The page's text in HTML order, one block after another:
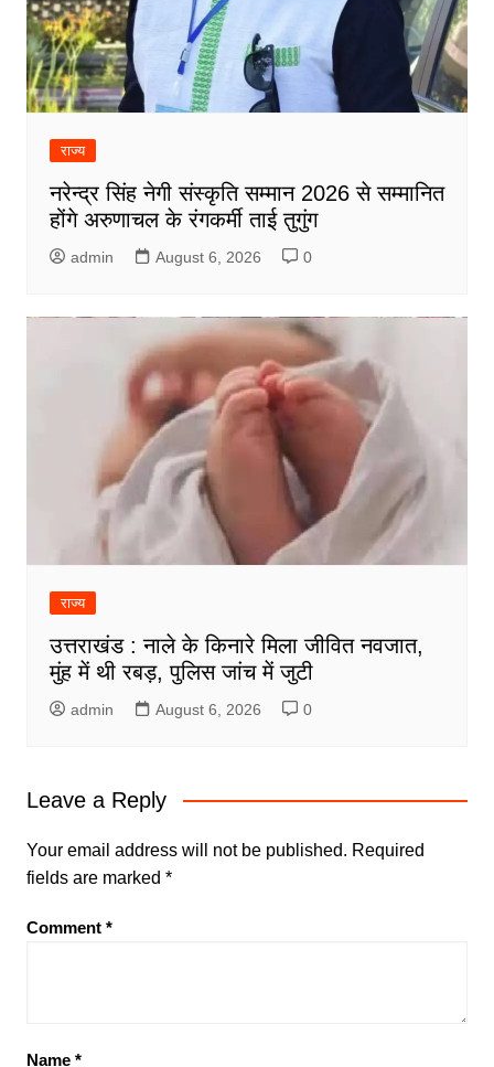
राज्य
नरेन्द्र सिंह नेगी संस्कृति सम्मान 2026 से सम्मानित
होंगे अरुणाचल के रंगकर्मी ताई तुगुंग
admin August 6, 2026 0
राज्य
उत्तराखंड : नाले के किनारे मिला जीवित नवजात,
मुंह में थी रबड़, पुलिस जांच में जुटी
admin August 6, 2026 0
Leave a Reply
Your email address will not be published. Required
fields are marked *
Comment *
Name *